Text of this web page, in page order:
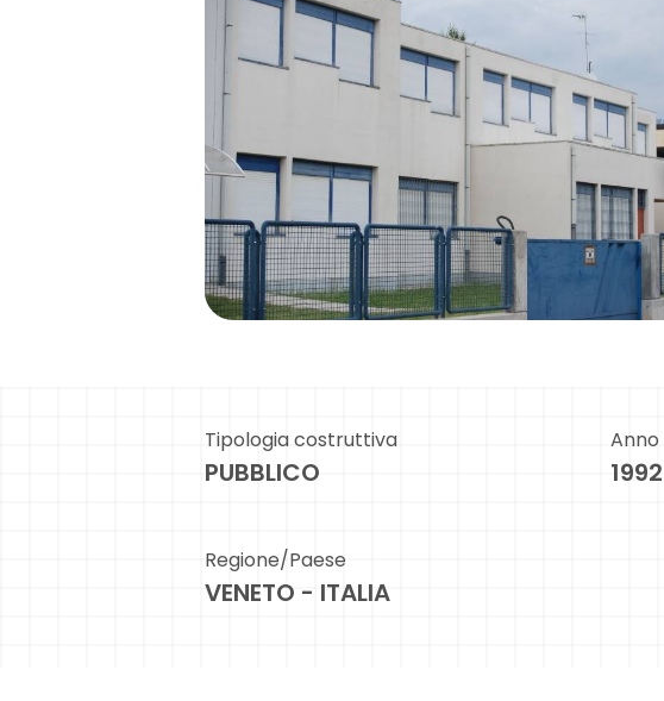
Tipologia costruttiva
PUBBLICO
Anno
1992
Regione/Paese
VENETO - ITALIA